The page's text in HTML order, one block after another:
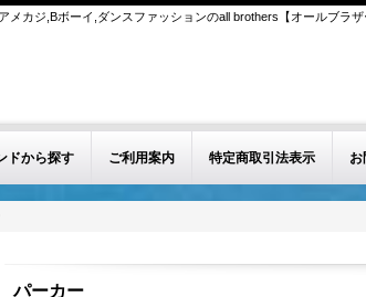
メカジ,Bボーイ,ダンスファッションのall brothers【オールブラザ
ドから探す ご利用案内 特定商取引法表示 お
パーカー